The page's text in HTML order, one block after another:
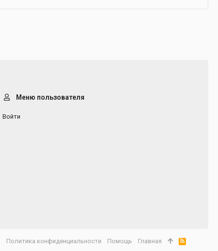
Меню пользователя
Войти
Политика конфиденциальности Помощь Главная
R
S